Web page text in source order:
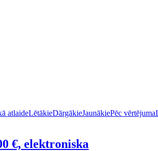
atlaideLētākieDārgākieJaunākiePēc vērtējuma
€, elektroniska